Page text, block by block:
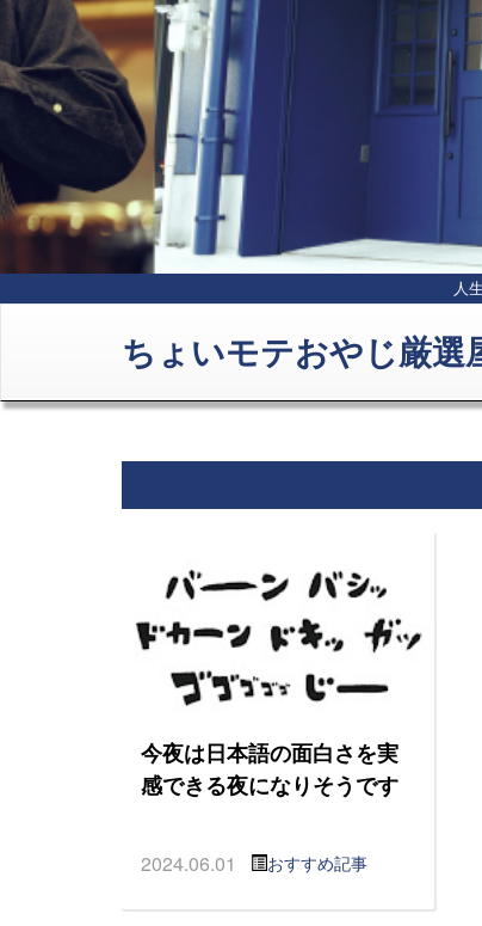
人
ちょいモテおやじ厳選
今夜は日本語の面白さを実
感できる夜になりそうです
2024.06.01 おすすめ記事